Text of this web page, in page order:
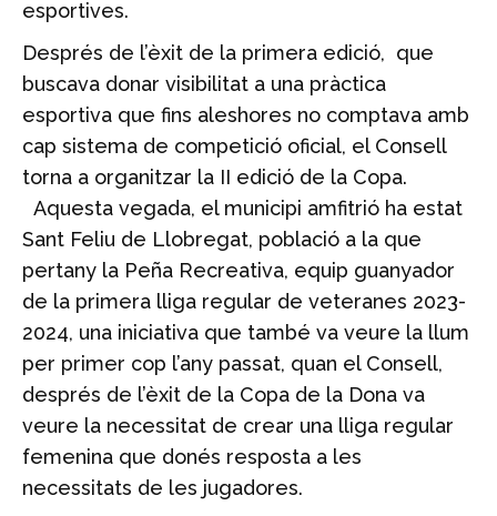
esportives.
Després de l’èxit de la primera edició, que
buscava donar visibilitat a una pràctica
esportiva que fins aleshores no comptava amb
cap sistema de competició oficial, el Consell
torna a organitzar la II edició de la Copa.
Aquesta vegada, el municipi amfitrió ha estat
Sant Feliu de Llobregat, població a la que
pertany la Peña Recreativa, equip guanyador
de la primera lliga regular de veteranes 2023-
2024, una iniciativa que també va veure la llum
per primer cop l’any passat, quan el Consell,
després de l’èxit de la Copa de la Dona va
veure la necessitat de crear una lliga regular
femenina que donés resposta a les
necessitats de les jugadores.